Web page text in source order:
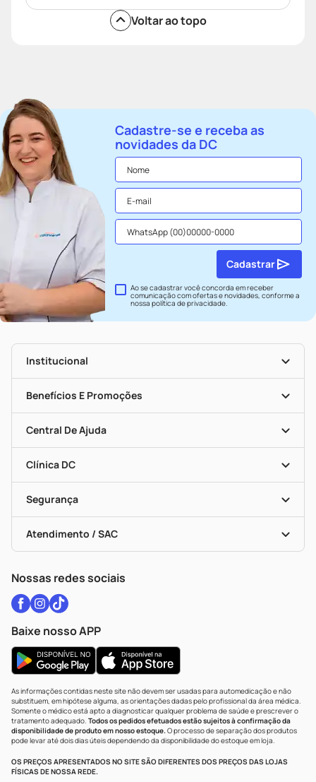
Voltar ao topo
Cadastre-se e receba as
novidades da DC
Ao se cadastrar você concorda em receber
comunicação com ofertas e novidades, conforme a
nossapolítica de privacidade.
Cadastrar
Institucional
Nossas Lojas
Seja Uma Loja Parceira
Mapa De Categorias
Benefícios E Promoções
Convênios
Programa Popular Do Brasil
Encarte De Ofertas
Dermaclub
Cupons E Ofertas
Black Friday
Central De Ajuda
Recompra Programada
Alomed
Formas De Pagamento
Troca E Devolução
Bulas De A A Z
Políticas De Marketplace
Clínica DC
Serviços Farmacêuticos
Testes Rápidos
Autoteste Covid-19
Vacinas
Segurança
Portal Da Privacidade
Atendimento / SAC
Nossas redes sociais
Baixe nosso APP
As informações contidas neste site não devem ser usadas para automedicação e não
substituem, em hipótese alguma, as orientações dadas pelo profissional da área médica.
Somente o médico está apto a diagnosticar qualquer problema de saúde e prescrever o
tratamento adequado. Todos os pedidos efetuados estão sujeitos à confirmação da
disponibilidade de produto em nosso estoque.O processo de separação dos produtos
pode levar até dois dias úteis dependendo da disponibilidade do estoque em loja.
OS PREÇOS APRESENTADOS NO SITE SÃO DIFERENTES DOS PREÇOS DAS LOJAS
FÍSICAS DE NOSSA REDE.